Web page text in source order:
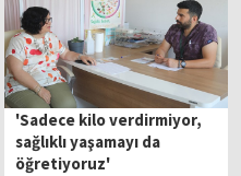
'Sadece kilo verdirmiyor,
sağlıklı yaşamayı da
öğretiyoruz'